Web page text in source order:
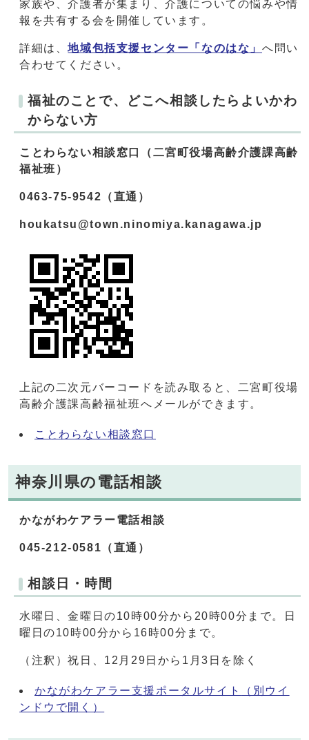
家族や、介護者が集まり、介護についての悩みや情
報を共有する会を開催しています。
詳細は、地域包括支援センター「なのはな」へ問い
合わせてください。
福祉のことで、どこへ相談したらよいかわ
からない方
ことわらない相談窓口（二宮町役場高齢介護課高齢
福祉班）
0463-75-9542（直通）
houkatsu@town.ninomiya.kanagawa.jp
上記の二次元バーコードを読み取ると、二宮町役場
高齢介護課高齢福祉班へメールができます。
ことわらない相談窓口
神奈川県の電話相談
かながわケアラー電話相談
045-212-0581（直通）
相談日・時間
水曜日、金曜日の10時00分から20時00分まで。日
曜日の10時00分から16時00分まで。
（注釈）祝日、12月29日から1月3日を除く
かながわケアラー支援ポータルサイト
（別ウイ
ンドウで開く）